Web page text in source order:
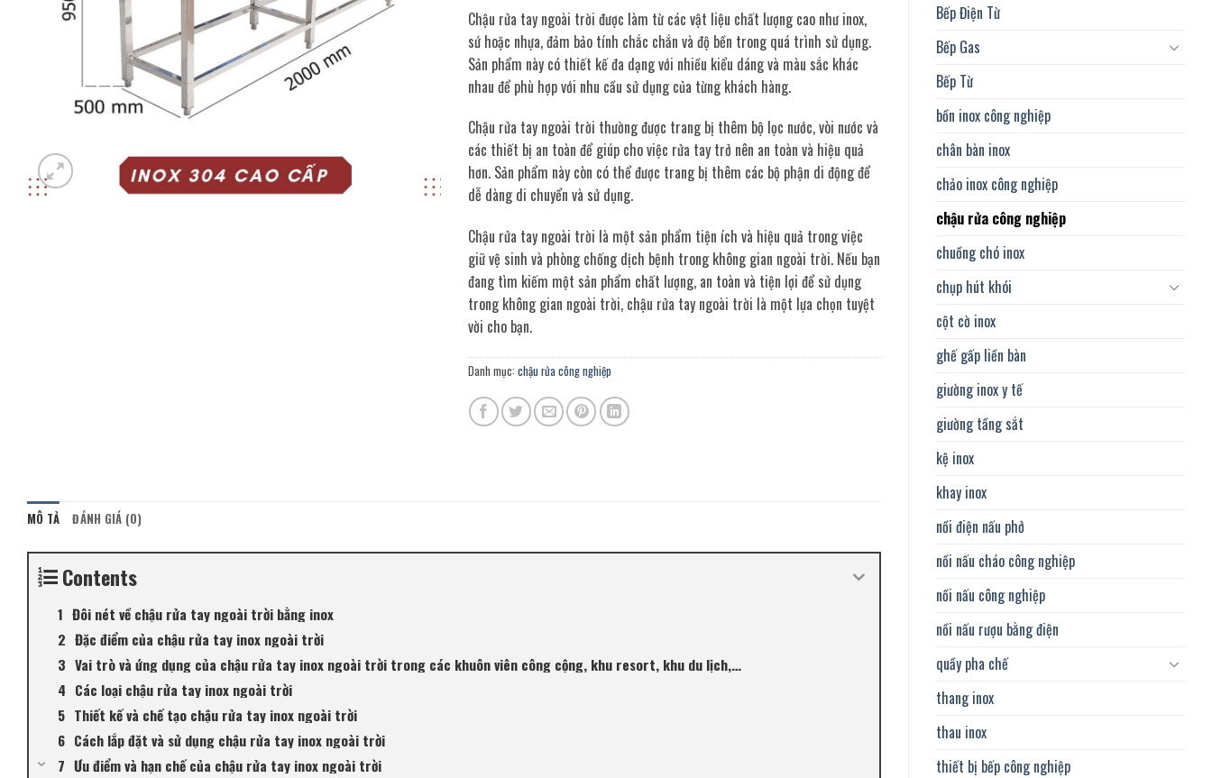
Bếp Điện Từ
Bếp Gas
Bếp Từ
bồn inox công nghiệp
chân bàn inox
chảo inox công nghiệp
chậu rửa công nghiệp
chuồng chó inox
chụp hút khói
cột cờ inox
ghế gấp liền bàn
giường inox y tế
giường tầng sắt
kệ inox
khay inox
nồi điện nấu phở
nồi nấu cháo công nghiệp
nồi nấu công nghiệp
nồi nấu rượu bằng điện
quầy pha chế
thang inox
thau inox
thiết bị bếp công nghiệp
Chậu rửa tay ngoài trời được làm từ các vật liệu chất lượng cao như inox,
sứ hoặc nhựa, đảm bảo tính chắc chắn và độ bền trong quá trình sử dụng.
Sản phẩm này có thiết kế đa dạng với nhiều kiểu dáng và màu sắc khác
nhau để phù hợp với nhu cầu sử dụng của từng khách hàng.
Chậu rửa tay ngoài trời thường được trang bị thêm bộ lọc nước, vòi nước và
các thiết bị an toàn để giúp cho việc rửa tay trở nên an toàn và hiệu quả
hơn. Sản phẩm này còn có thể được trang bị thêm các bộ phận di động để
dễ dàng di chuyển và sử dụng.
Chậu rửa tay ngoài trời là một sản phẩm tiện ích và hiệu quả trong việc
giữ vệ sinh và phòng chống dịch bệnh trong không gian ngoài trời. Nếu bạn
đang tìm kiếm một sản phẩm chất lượng, an toàn và tiện lợi để sử dụng
trong không gian ngoài trời, chậu rửa tay ngoài trời là một lựa chọn tuyệt
vời cho bạn.
Danh mục: chậu rửa công nghiệp
MÔ TẢ ĐÁNH GIÁ (0)
Contents
Đôi nét về chậu rửa tay ngoài trời bằng inox
Đặc điểm của chậu rửa tay inox ngoài trời
Vai trò và ứng dụng của chậu rửa tay inox ngoài trời trong các khuôn viên công cộng, khu resort, khu du lịch,…
Các loại chậu rửa tay inox ngoài trời
Thiết kế và chế tạo chậu rửa tay inox ngoài trời
Cách lắp đặt và sử dụng chậu rửa tay inox ngoài trời
Ưu điểm và hạn chế của chậu rửa tay inox ngoài trời